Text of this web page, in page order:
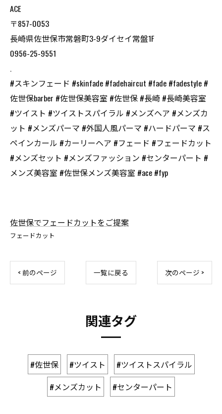
ACE
〒857-0053
長崎県佐世保市常磐町3-9ダイセイ常盤1F
0956-25-9551
.
#スキンフェード #skinfade #fadehaircut #fade #fadestyle #
佐世保barber #佐世保美容室 #佐世保 #長崎 #長崎美容室
#ツイスト #ツイストスパイラル #メンズヘア #メンズカ
ット #メンズパーマ #外国人風パーマ #ハードパーマ #ス
ペインカール #カーリーヘア #フェード #フェードカット
#メンズセット #メンズファッション #センターパート #
メンズ美容室 #佐世保メンズ美容室 #ace #fyp
佐世保でフェードカットをご提案
フェードカット
< 前のページ 一覧に戻る 次のページ >
関連タグ
#佐世保 #ツイスト
#ツイストスパイラル
#メンズカット
#センターパート